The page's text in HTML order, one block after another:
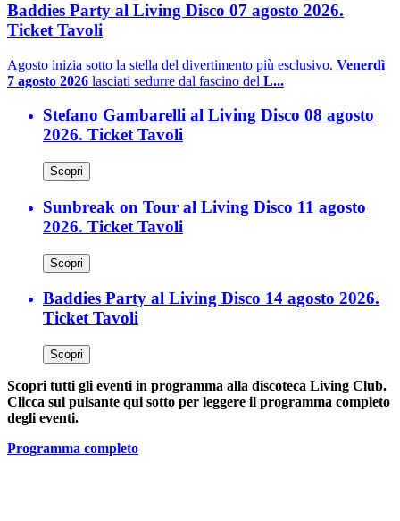
Baddies Party al Living Disco 07 agosto 2026.
Ticket Tavoli
Agosto inizia sotto la stella del divertimento più esclusivo. Venerdì
7 agosto 2026 lasciati sedurre dal fascino del L...
Stefano Gambarelli al Living Disco 08 agosto
2026. Ticket Tavoli
Scopri
Sunbreak on Tour al Living Disco 11 agosto
2026. Ticket Tavoli
Scopri
Baddies Party al Living Disco 14 agosto 2026.
Ticket Tavoli
Scopri
Scopri tutti gli eventi in programma alla discoteca Living Club.
Clicca sul pulsante qui sotto per leggere il programma completo
degli eventi.
Programma completo